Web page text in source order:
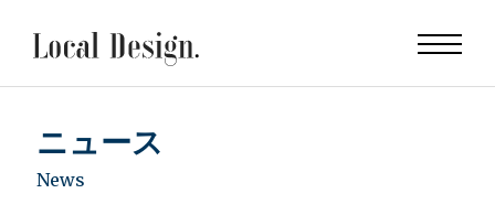
ニュース
News